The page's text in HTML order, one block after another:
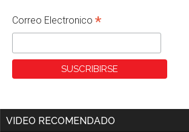
Correo Electronico *
VIDEO RECOMENDADO